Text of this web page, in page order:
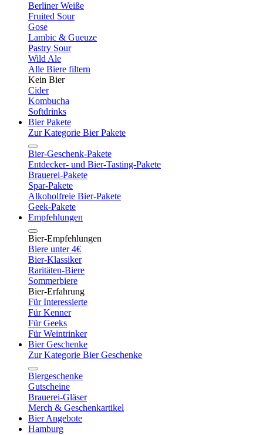
Berliner Weiße
Fruited Sour
Gose
Lambic & Gueuze
Pastry Sour
Wild Ale
Alle Biere filtern
Kein Bier
Cider
Kombucha
Softdrinks
Bier Pakete
Zur Kategorie Bier Pakete
Bier-Geschenk-Pakete
Entdecker- und Bier-Tasting-Pakete
Brauerei-Pakete
Spar-Pakete
Alkoholfreie Bier-Pakete
Geek-Pakete
Empfehlungen
Bier-Empfehlungen
Biere unter 4€
Bier-Klassiker
Raritäten-Biere
Sommerbiere
Bier-Erfahrung
Für Interessierte
Für Kenner
Für Geeks
Für Weintrinker
Bier Geschenke
Zur Kategorie Bier Geschenke
Biergeschenke
Gutscheine
Brauerei-Gläser
Merch & Geschenkartikel
Bier Angebote
Hamburg